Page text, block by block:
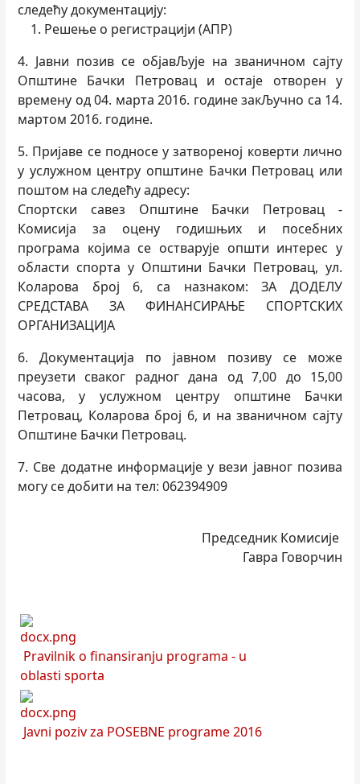
следећу документацију:
1. Решење о регистрацији (АПР)
4. Јавни позив се објавЉује на званичном сајту
Општине Бачки Петровац и остаје отворен у
времену од 04. марта 2016. године закЉучно са 14.
мартом 2016. године.
5. Пријаве се подносе у затвореној коверти лично
у услужном центру општине Бачки Петровац или
поштом на следећу адресу:
Спортски савез Општине Бачки Петровац -
Комисија за оцену годишњих и посебних
програма којима се остварује општи интерес у
области спорта у Општини Бачки Петровац, ул.
Коларова број 6, са назнаком: ЗА ДОДЕЛУ
СРЕДСТАВА ЗА ФИНАНСИРАЊЕ СПОРТСКИХ
ОРГАНИЗАЦИЈА
6. Документација по јавном позиву се може
преузети сваког радног дана од 7,00 до 15,00
часова, у услужном центру општине Бачки
Петровац, Коларова број 6, и на званичном сајту
Општине Бачки Петровац.
7. Све додатне информације у вези јавног позива
могу се добити на тел: 062394909
Председник Комисије
Гавра Говорчин
Pravilnik o finansiranju programa - u
oblasti sporta
Javni poziv za POSEBNE programe 2016